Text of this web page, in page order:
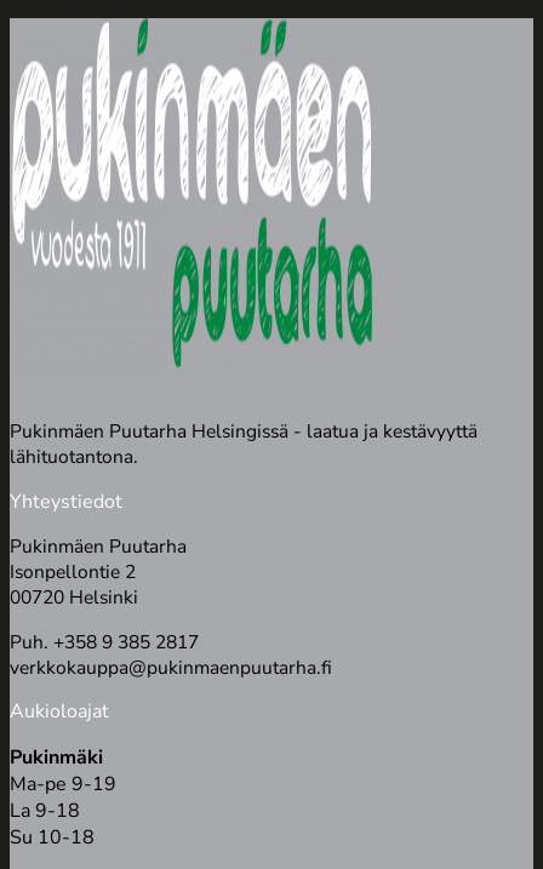
Pukinmäen Puutarha Helsingissä - laatua ja kestävyyttä
lähituotantona.
Yhteystiedot
Pukinmäen Puutarha
Isonpellontie 2
00720 Helsinki
Puh. +358 9 385 2817
verkkokauppa@pukinmaenpuutarha.fi
Aukioloajat
Pukinmäki
Ma-pe 9-19
La 9-18
Su 10-18